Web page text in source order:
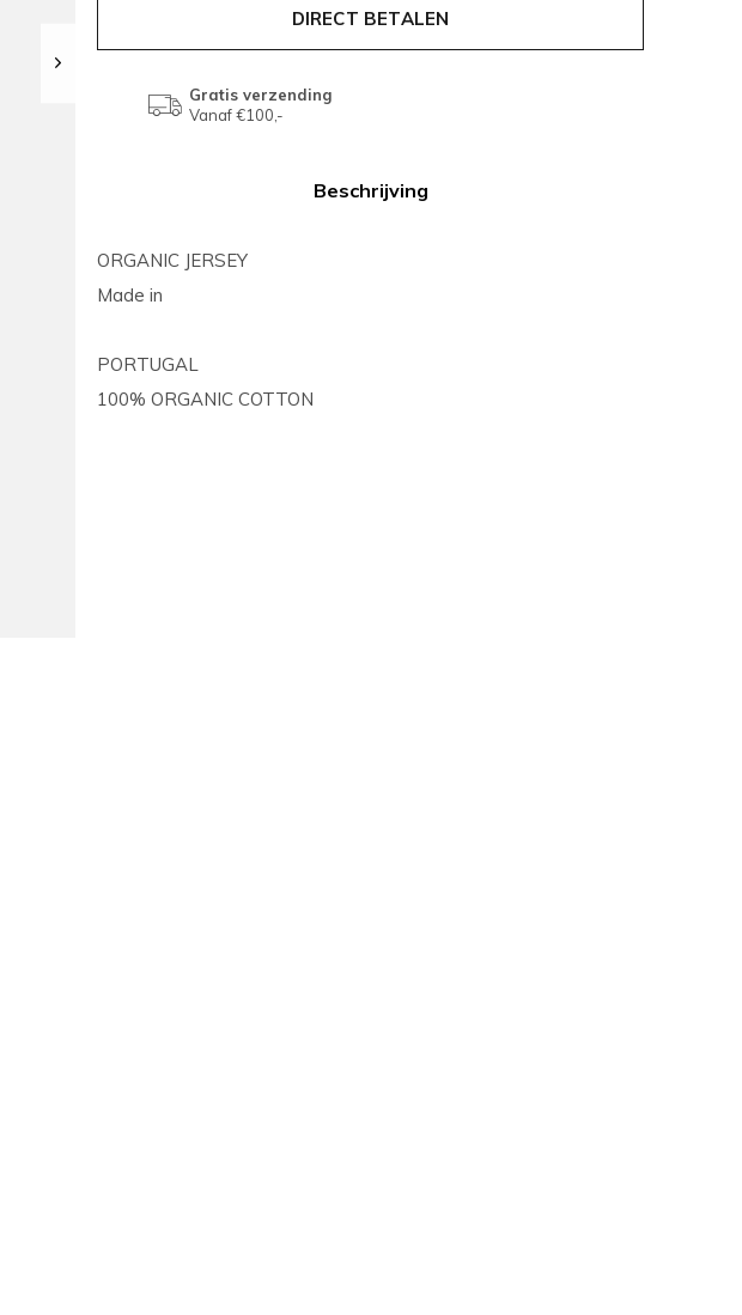
DIRECT BETALEN
Gratis verzending
Vanaf €100,-
Beschrijving
ORGANIC JERSEY
Made in
PORTUGAL
100% ORGANIC COTTON